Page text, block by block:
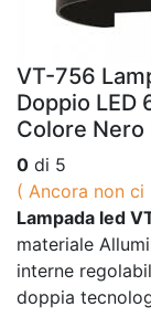
VT-756
Doppio LED
Colore Nero
0 di 5
( Ancora non ci
Lampada led
materiale
interne
doppia